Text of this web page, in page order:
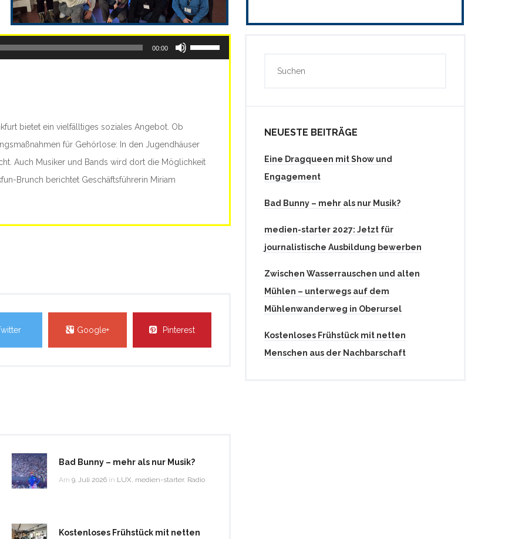
00:00
Pfeiltasten
Hoch/Runter
zu
regeln.
bietet ein vielfälltiges soziales Angebot. Ob
für Gehörlose: In den Jugendhäuser
Auch Musiker und Bands wird dort die Möglichkeit
Brunch berichtet Geschäftsführerin Miriam
Google+ Pinterest
Bad Bunny – mehr als nur Musik?
Am 9. Juli 2026 in LUX, medien-starter, Radio
Kostenloses Frühstück mit netten
NEUESTE BEITRÄGE
Eine Dragqueen mit Show und
Engagement
Bad Bunny – mehr als nur Musik?
medien-starter 2027: Jetzt für
journalistische Ausbildung bewerben
Zwischen Wasserrauschen und alten
Mühlen – unterwegs auf dem
Mühlenwanderweg in Oberursel
Kostenloses Frühstück mit netten
Menschen aus der Nachbarschaft